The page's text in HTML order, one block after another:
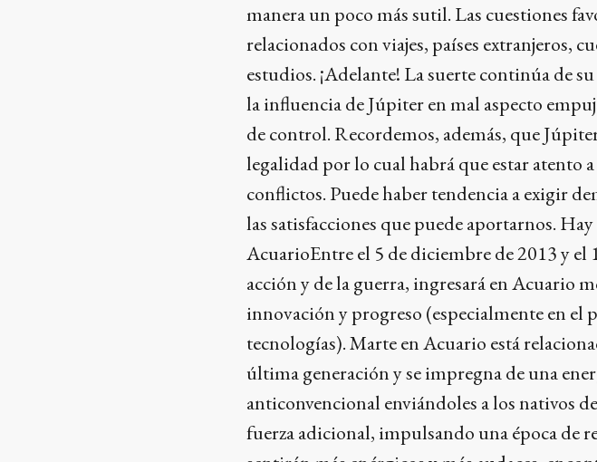
manera un poco más sutil. Las cuestiones
relacionados con viajes, países extranjeros,
estudios. ¡Adelante! La suerte continúa de
la influencia de Júpiter en mal aspecto
de control. Recordemos, además, que
legalidad por lo cual habrá que estar atento
conflictos. Puede haber tendencia a exigir
las satisfacciones que puede aportarnos.
AcuarioEntre el 5 de diciembre de 2013 y el
acción y de la guerra, ingresará en Acuario
innovación y progreso (especialmente en el
tecnologías). Marte en Acuario está
última generación y se impregna de una
anticonvencional enviándoles a los nativos
fuerza adicional, impulsando una época de